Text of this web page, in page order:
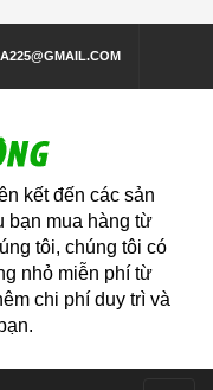
kết đến các sản
bạn mua hàng từ
tôi, chúng tôi có
nhỏ miễn phí từ
chi phí duy trì và